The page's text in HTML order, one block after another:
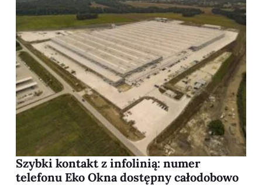
Szybki kontakt z infolinią: numer
telefonu Eko Okna dostępny całodobowo